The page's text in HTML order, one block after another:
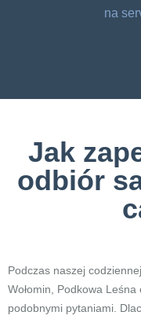
na
Jak
odbiór
Podczas naszej
Wołomin, Podkowa
podobnymi pytaniami.